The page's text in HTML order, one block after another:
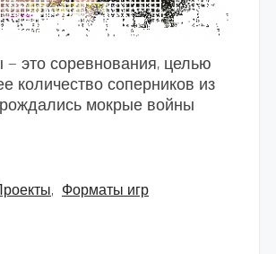
это соревнования, целью
количество соперников из
мокрые войны
, Форматы игр